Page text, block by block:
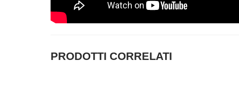
PRODOTTI CORRELATI